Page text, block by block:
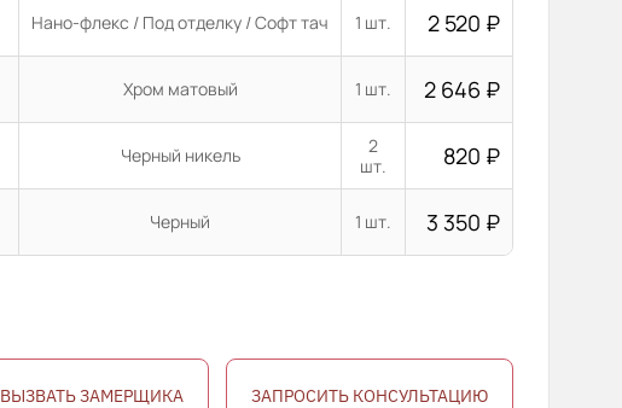
Нано-флекс / Под отделку / Софт тач 1 шт. 2 520 ₽
Хром матовый 1 шт. 2 646 ₽
Черный никель
2
шт.
820 ₽
Черный 1 шт. 3 350 ₽
ВЫЗВАТЬ ЗАМЕРЩИКА ЗАПРОСИТЬ КОНСУЛЬТАЦИЮ